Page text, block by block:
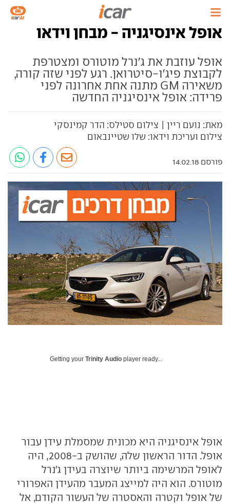
אופל אינסיגניה - מבחן וידאו
אופל עוזבת את ג'נרל מוטורס ומצטרפת
לקבוצת פיג'ו-סיטרואן. רגע לפני שזה קורה,
משאירה GM מתנה אחת אחרונה לפני
פרידה: אופל אינסיגניה החדשה
מאת: נועם ריין | צילום סטילס: הדר קמינסקי
צילום ועריכת וידאו: שלו שטיינבאום
פורסם 14.02.18
Getting your Trinity Audio player ready...
אופל אינסיגניה היא מכונית שמסמלת עידן עבור
אופל. הדור הראשון שלה, שהושק ב-2008, היה
לאופל המרשימה ביותר שיוצרה בעידן ג'נרל
מוטורס. הוא היה למייצג המעבר מהעידן האפרורי
של אופל וקטרה והאסטרה של העשור הקודם, אל